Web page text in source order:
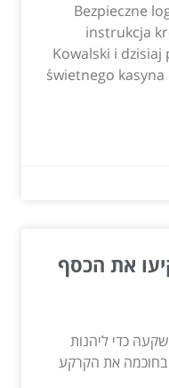
Bezpieczne
instrukcja
Kowalski i
świetnego
את הכסף
כדי ליהנות
בחוכמה את הקרקע